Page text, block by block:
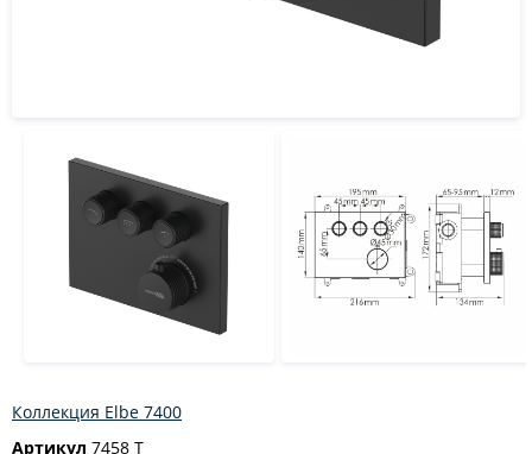
Коллекция Elbe 7400
Артикул 7458 T